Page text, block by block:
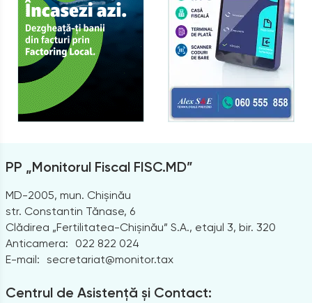
PP „Monitorul Fiscal FISC.MD”
MD-2005, mun. Chișinău
str. Constantin Tănase, 6
Clădirea „Fertilitatea-Chișinău” S.A., etajul 3, bir. 320
Anticamera:
022 822 024
E-mail: secretariat@monitor.tax
Centrul de Asistență și Contact: